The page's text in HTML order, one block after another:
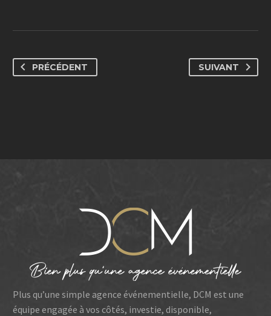
PRÉCÉDENT SUIVANT
Plus qu’une simple agence événementielle, DCM est une
équipe engagée à vos côtés, investie, disponible,